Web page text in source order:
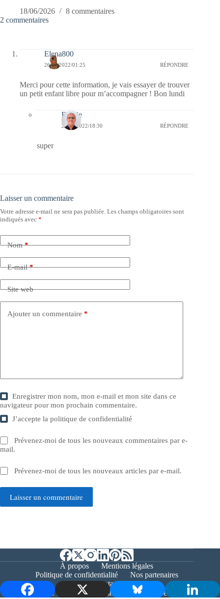
18/06/2026
8 commentaires
2 commentaires
Elena800
26/09/2022/01:25 RÉPONDRE
Merci pour cette information, je vais essayer de trouver
un petit enfant libre pour m’accompagner ! Bon lundi
Bernie
26/09/2022/18:30 RÉPONDRE
super
Laisser un commentaire
Votre adresse e-mail ne sera pas publiée. Les champs obligatoires sont
indiqués avec *
Nom*
E-mail*
Site web
Ajouter un commentaire *
Enregistrer mon nom, mon e-mail et mon site dans ce
navigateur pour mon prochain commentaire.
J’accepte lapolitique de confidentialité
Prévenez-moi de tous les nouveaux commentaires par e-
mail.
Prévenez-moi de tous les nouveaux articles par e-mail.
Laisser un commentaire
À propos
Mentions légales
Politique de confidentialité
Nos partenaires
Contact
Copyright © 2026 - Bernieshoot.fr Journal Web